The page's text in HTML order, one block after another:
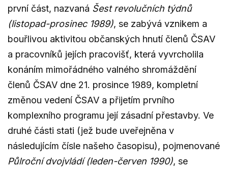
první část, nazvaná Šest revolučních týdnů
(listopad-prosinec 1989), se zabývá vznikem a
bouřlivou aktivitou občanských hnutí členů ČSAV
a pracovníků jejích pracovišť, která vyvrcholila
konáním mimořádného valného shromáždění
členů ČSAV dne 21. prosince 1989, kompletní
změnou vedení ČSAV a přijetím prvního
komplexního programu její zásadní přestavby. Ve
druhé části stati (jež bude uveřejněna v
následujícím čísle našeho časopisu), pojmenované
Půlroční dvojvládí (leden-červen 1990), se